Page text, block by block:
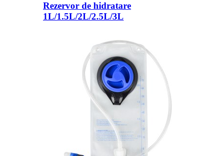
Rezervor de hidratare
1L/1.5L/2L/2.5L/3L